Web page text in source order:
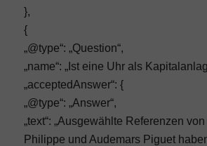
},
{
„@type“: „Question“,
„name“: „Ist eine Uhr als
„acceptedAnswer“: {
„@type“: „Answer“,
„text“: „Ausgewählte Referenzen
Philippe und Audemars Piguet